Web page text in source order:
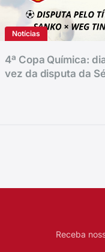
Notícias
4ª Copa Química:
vez da disputa da
Receba